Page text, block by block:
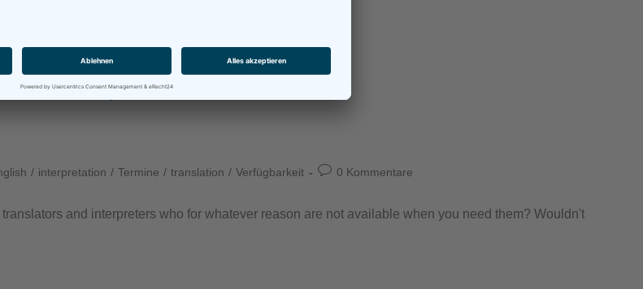
virag virag
from
/ interpretation / Termine / translation / Verfügbarkeit 0 Kommentare
and interpreters who for whatever reason are not available when you need them? Wouldn't